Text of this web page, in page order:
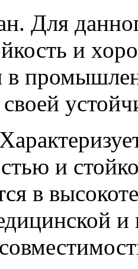
Для
и
в
своей
и
в
и